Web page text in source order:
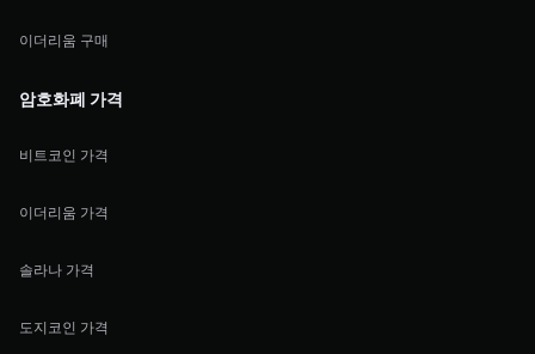
이더리움 구매
암호화폐 가격
비트코인 가격
이더리움 가격
솔라나 가격
도지코인 가격